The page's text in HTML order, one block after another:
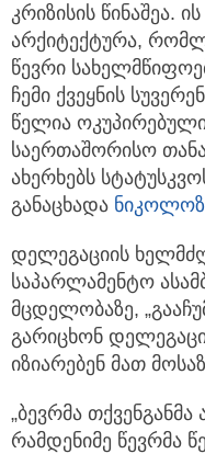
კრიზისის წინაშეა.
არქიტექტურა,
წევრი
ჩემი ქვეყნის
წელია
საერთაშორისო
ახერხებს
განაცხადა ნიკოლოზ
დელეგაციის
საპარლამენტო
მცდელობაზე,
გარიცხონ
იზიარებენ მათ
„ბევრმა
რამდენიმე წევრმა